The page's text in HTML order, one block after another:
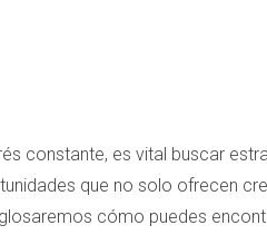
constante, es vital buscar
que no solo ofrecen
cómo puedes